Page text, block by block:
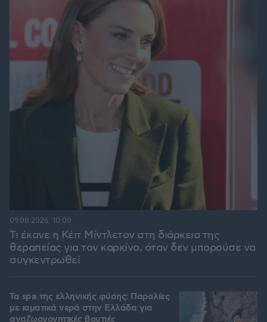
Τι έκανε η Κέιτ Μίντλετον στη διάρκεια της
θεραπείας για τον καρκίνο, όταν δεν μπορούσε να
συγκεντρωθεί
09.08.2026, 10:00
Τα spa της ελληνικής φύσης: Παραλίες
με ιαματικά νερά στην Ελλάδα για
αναζωογονητικές βουτιές